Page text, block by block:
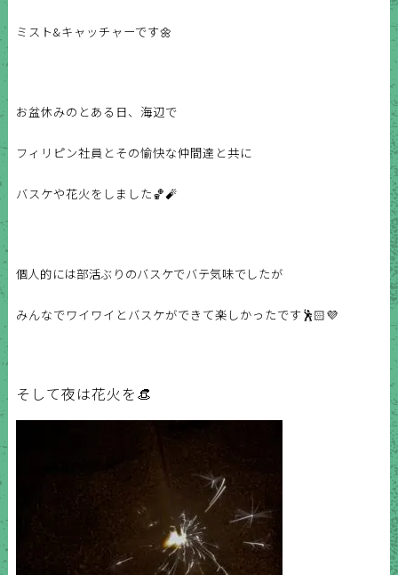
ミスト&キャッチャーです🌼
お盆休みのとある日、海辺で
フィリピン社員とその愉快な仲間達と共に
バスケや花火をしました🏀🧨
個人的には部活ぶりのバスケでバテ気味でしたが
みんなでワイワイとバスケができて楽しかったです🕺🏻💜
そして夜は花火を👒